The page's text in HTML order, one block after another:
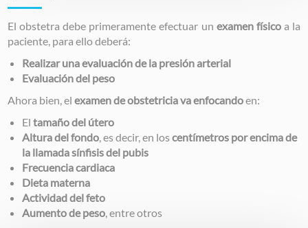
El obstetra debe primeramente efectuar un examen físicoa la
paciente, para ello deberá:
Realizar una evaluación de la presión arterial
Evaluación del peso
Ahora bien, elexamen de obstetricia va enfocandoen:
Eltamaño del útero
Altura del fondo , es decir, en loscentímetros por encima de
la llamada sínfisis del pubis
Frecuencia cardiaca
Dieta materna
Actividad del feto
Aumento de peso , entre otros